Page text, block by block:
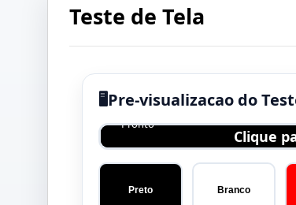
Teste de Tela
🖥️ Pre-visualizacao do
Clique
Pronto
Preto Branco